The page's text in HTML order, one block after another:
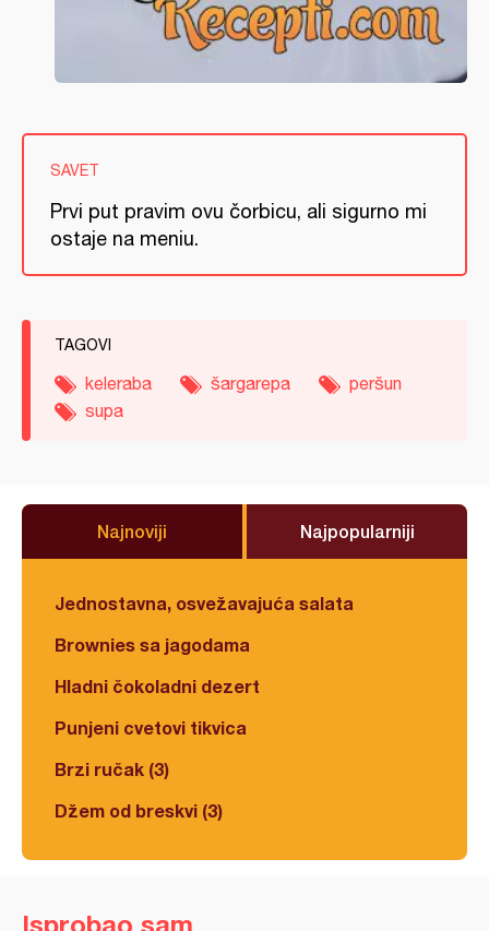
SAVET
Prvi put pravim ovu čorbicu, ali sigurno mi
ostaje na meniu.
TAGOVI
keleraba šargarepa
peršun
supa
Najnoviji Najpopularniji
Jednostavna, osvežavajuća salata
Brownies sa jagodama
Hladni čokoladni dezert
Punjeni cvetovi tikvica
Brzi ručak (3)
Džem od breskvi (3)
Isprobao sam